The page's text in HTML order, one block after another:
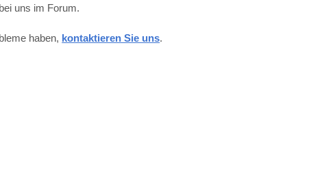
uns im Forum.
haben, kontaktieren Sie uns.